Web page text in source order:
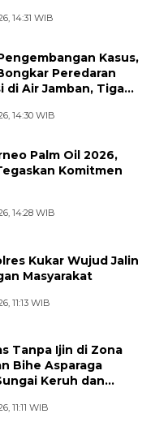
14:31 WIB
Kasus,
Peredaran
di Air Jamban, Tiga
14:30 WIB
Palm Oil 2026,
Komitmen
14:28 WIB
Kukar Wujud Jalin
Masyarakat
11:13 WIB
Tanpa Ijin di Zona
Bihe Asparaga
Keruh dan
11:11 WIB